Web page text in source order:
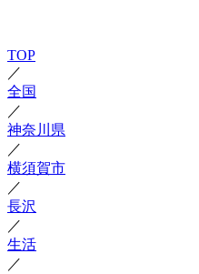
TOP
／
全国
／
神奈川県
／
横須賀市
／
長沢
／
生活
／